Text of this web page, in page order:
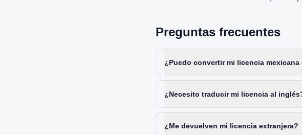
Preguntas frecuentes
¿Puedo convertir mi licencia mexicana
¿Necesito traducir mi licencia al
¿Me devuelven mi licencia extranjera?